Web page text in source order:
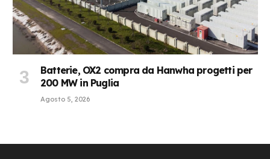
Batterie, OX2 compra da Hanwha progetti per
200 MW in Puglia
Agosto 5, 2026